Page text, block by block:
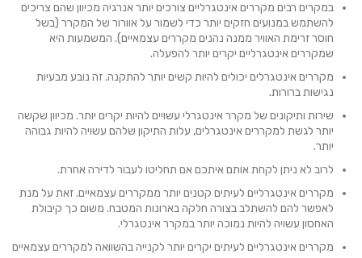
במקרים רבים מקררים אינטגרליים צורכים יותר אנרגיה מכיוון שהם צריכים
להשתמש במנועים חזקים יותר כדי לשמור על אוורור של המקרר (בשל
חוסר זרימת האוויר ממנה נהנים מקררים עצמאיים). המשמעות היא
שמקררים אינטגרליים יקרים יותר להפעלה.
מקררים אינטגרלים יכולים להיות קשים יותר להתקנה. זה נובע מבעיות
נגישות ברורות.
שירות ותיקונים של מקרר אינטגרלי עשויים להיות יקרים יותר. מכיוון שקשה
יותר לגשת למקררים אינטגרלים, עלות התיקון שלהם עשויה להיות גבוהה
יותר.
לרוב לא ניתן לקחת אותם איתכם אם תחליטו לעבור לדירה אחרת.
מקררים אינטגרליים לעיתים קטנים יותר ממקררים עצמאיים. זאת על מנת
לאפשר להם להשתלב בצורה חלקה בארונות המטבח. משום כך קיבולת
האחסון עשויה להיות נמוכה יותר במקרר אינטגרלי.
מקררים אינטגרליים לעיתים יקרים יותר לקנייה בהשוואה למקררים עצמאיים